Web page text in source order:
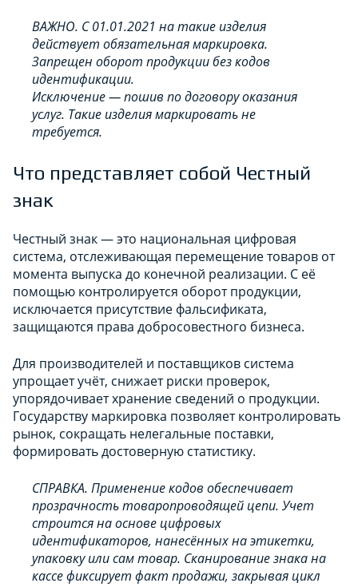
ВАЖНО. С 01.01.2021 на такие изделия
действует обязательная маркировка.
Запрещен оборот продукции без кодов
идентификации.
Исключение — пошив по договору оказания
услуг. Такие изделия маркировать не
требуется.
Что представляет собой Честный
знак
Честный знак — это национальная цифровая
система, отслеживающая перемещение товаров от
момента выпуска до конечной реализации. С её
помощью контролируется оборот продукции,
исключается присутствие фальсификата,
защищаются права добросовестного бизнеса.
Для производителей и поставщиков система
упрощает учёт, снижает риски проверок,
упорядочивает хранение сведений о продукции.
Государству маркировка позволяет контролировать
рынок, сокращать нелегальные поставки,
формировать достоверную статистику.
СПРАВКА. Применение кодов обеспечивает
прозрачность товаропроводящей цепи. Учет
строится на основе цифровых
идентификаторов, нанесённых на этикетки,
упаковку или сам товар. Сканирование знака на
кассе фиксирует факт продажи, закрывая цикл